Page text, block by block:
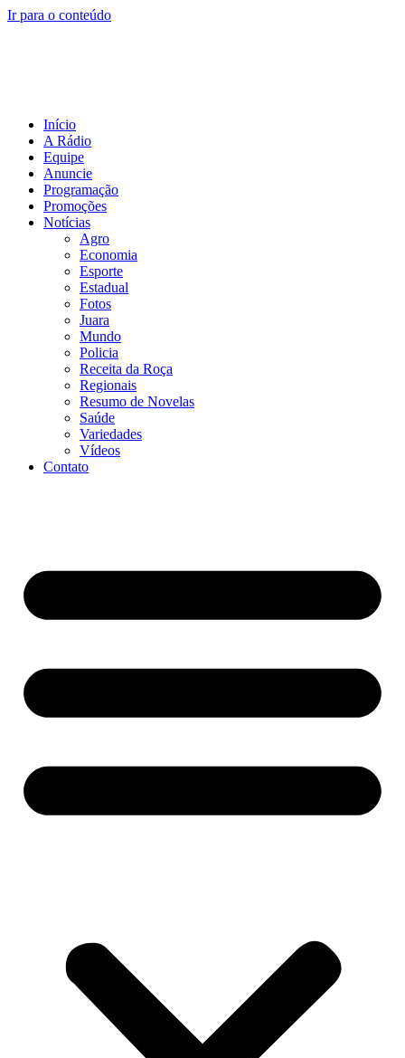
Ir para o conteúdo
Início
A Rádio
Equipe
Anuncie
Programação
Promoções
Notícias
Agro
Economia
Esporte
Estadual
Fotos
Juara
Mundo
Policia
Receita da Roça
Regionais
Resumo de Novelas
Saúde
Variedades
Vídeos
Contato